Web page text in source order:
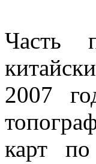
Часть
2007
карт по